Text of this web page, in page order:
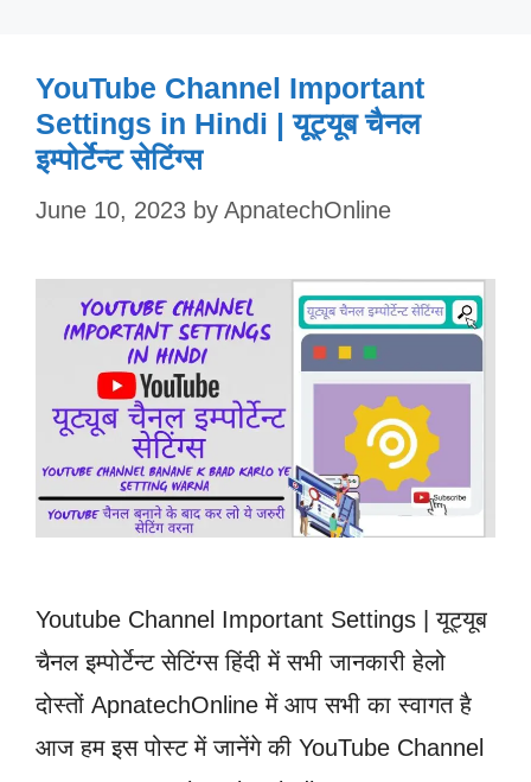
YouTube Channel Important
Settings in Hindi | यूट्यूब चैनल
इम्पोर्टेन्ट सेटिंग्स
June 10, 2023 by ApnatechOnline
Youtube Channel Important Settings | यूट्यूब
चैनल इम्पोर्टेन्ट सेटिंग्स हिंदी में सभी जानकारी हेलो
दोस्तों ApnatechOnline में आप सभी का स्वागत है
आज हम इस पोस्ट में जानेंगे की YouTube Channel